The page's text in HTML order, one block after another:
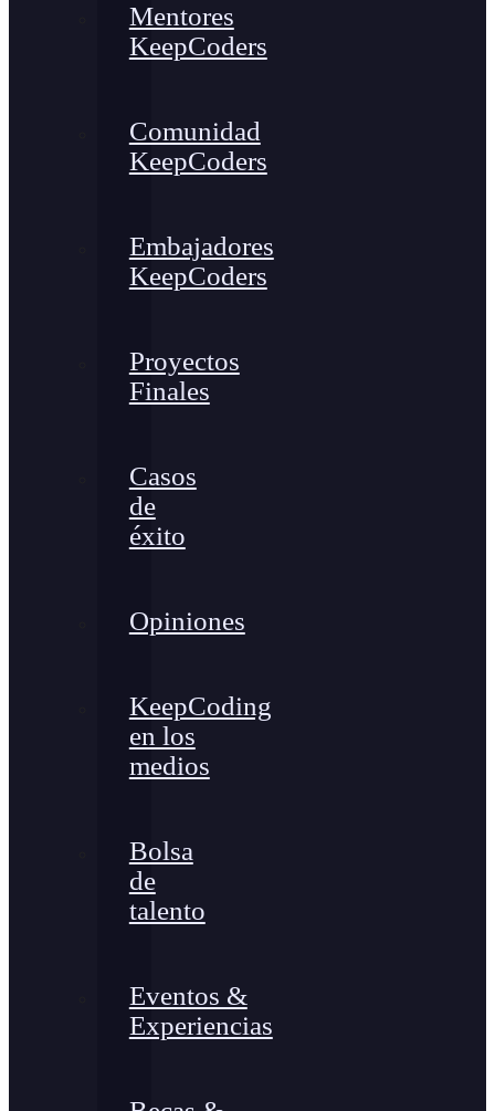
Mentores
KeepCoders
Comunidad
KeepCoders
Embajadores
KeepCoders
Proyectos
Finales
Casos
de
éxito
Opiniones
KeepCoding
en los
medios
Bolsa
de
talento
Eventos &
Experiencias